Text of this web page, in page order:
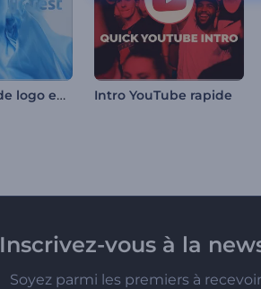
Révélation de logo en tissu de soie Intro YouTube rapide
Inscrivez-vous à la
Soyez parmi les premiers à